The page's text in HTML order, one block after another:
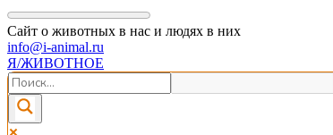
Сайт о животных в нас и людях в них
info@i-animal.ru
Я/ЖИВОТНОЕ